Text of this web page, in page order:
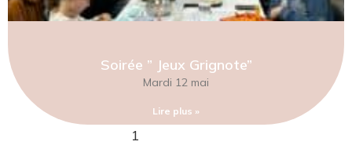
Soirée ” Jeux Grignote”
Mardi 12 mai
Lire plus »
1